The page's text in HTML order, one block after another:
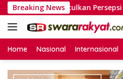
Langsung
ke
konten
Breaking News
Memunculkan Persepsi Special
Home Nasional Internasional